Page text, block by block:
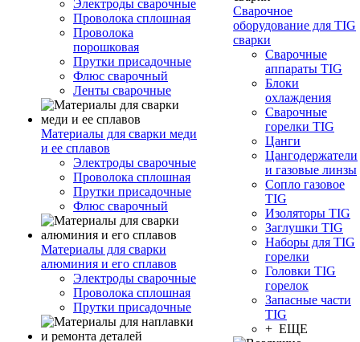
Электроды сварочные
Проволока сплошная
Проволока
порошковая
Прутки присадочные
Флюс сварочный
Ленты сварочные
Материалы для сварки меди
и ее сплавов
Электроды сварочные
Проволока сплошная
Прутки присадочные
Флюс сварочный
Материалы для сварки
алюминия и его сплавов
Электроды сварочные
Проволока сплошная
Прутки присадочные
Сварочное
оборудование для TIG
сварки
Сварочные
аппараты TIG
Блоки
охлаждения
Сварочные
горелки TIG
Цанги
Цангодержатели
и газовые линзы
Сопло газовое
TIG
Изоляторы TIG
Заглушки TIG
Наборы для TIG
горелки
Головки TIG
горелок
Запасные части
TIG
+ ЕЩЕ